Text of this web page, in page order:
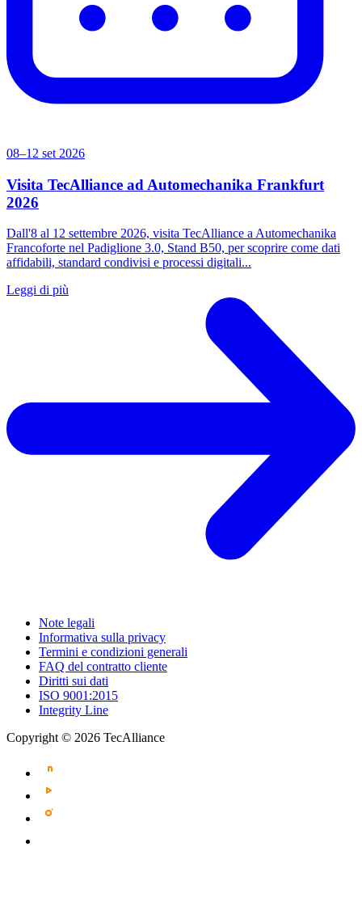
08–12 set 2026
Visita TecAlliance ad Automechanika Frankfurt
2026
Dall'8 al 12 settembre 2026, visita TecAlliance a Automechanika
Francoforte nel Padiglione 3.0, Stand B50, per scoprire come dati
affidabili, standard condivisi e processi digitali...
Leggi di più
Note legali
Informativa sulla privacy
Termini e condizioni generali
FAQ del contratto cliente
Diritti sui dati
ISO 9001:2015
Integrity Line
Copyright © 2026 TecAlliance